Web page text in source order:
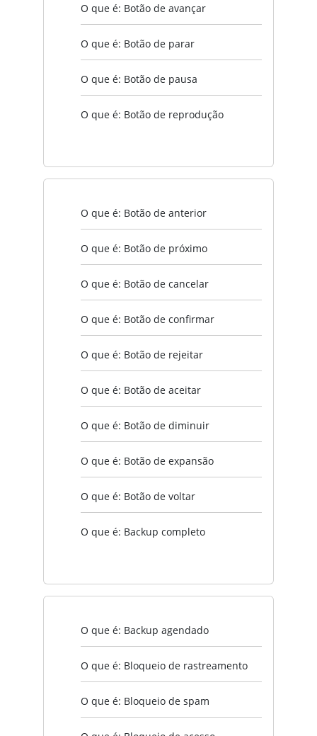
O que é: Botão de avançar
O que é: Botão de parar
O que é: Botão de pausa
O que é: Botão de reprodução
O que é: Botão de anterior
O que é: Botão de próximo
O que é: Botão de cancelar
O que é: Botão de confirmar
O que é: Botão de rejeitar
O que é: Botão de aceitar
O que é: Botão de diminuir
O que é: Botão de expansão
O que é: Botão de voltar
O que é: Backup completo
O que é: Backup agendado
O que é: Bloqueio de rastreamento
O que é: Bloqueio de spam